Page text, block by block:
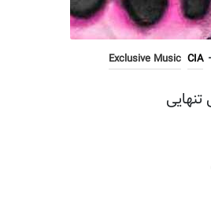
Exclusive Music CIA
تنهایی